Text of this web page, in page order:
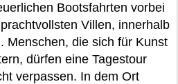
Bootsfahrten vorbei
Villen, innerhalb
Menschen, die sich für Kunst
dürfen eine Tagestour
verpassen. In dem Ort